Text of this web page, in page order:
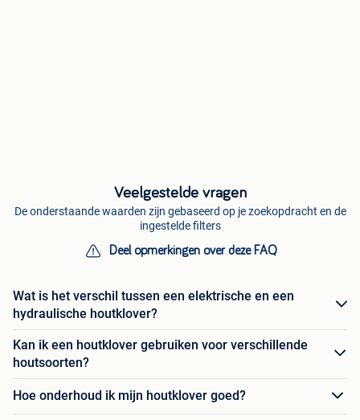
Veelgestelde vragen
De onderstaande waarden zijn gebaseerd op je zoekopdracht en de
ingestelde filters
Deel opmerkingen over deze FAQ
Wat is het verschil tussen een elektrische en een
hydraulische houtklover?
Kan ik een houtklover gebruiken voor verschillende
houtsoorten?
Hoe onderhoud ik mijn houtklover goed?